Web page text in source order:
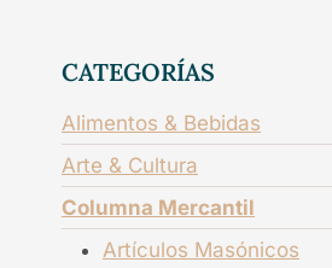
CATEGORÍAS
Alimentos & Bebidas
Arte & Cultura
Columna Mercantil
Artículos Masónicos